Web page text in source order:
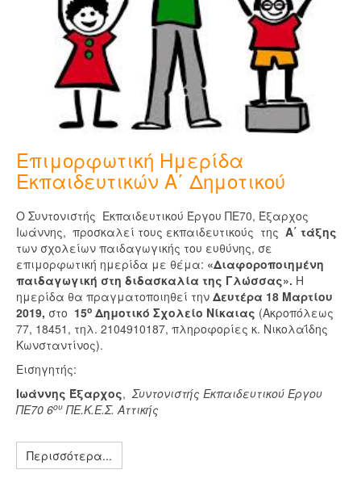
Επιμορφωτική Ημερίδα
Εκπαιδευτικών Α΄ Δημοτικού
Ο Συντονιστής Εκπαιδευτικού Έργου ΠΕ70, Έξαρχος
Ιωάννης, προσκαλεί τους εκπαιδευτικούς της Α΄ τάξης
των σχολείων παιδαγωγικής του ευθύνης, σε
επιμορφωτική ημερίδα με θέμα: «Διαφοροποιημένη
παιδαγωγική στη διδασκαλία της Γλώσσας». Η
ημερίδα θα πραγματοποιηθεί την Δευτέρα 18 Μαρτίου
2019, στο 15ο Δημοτικό Σχολείο Νίκαιας (Ακροπόλεως
77, 18451, τηλ. 2104910187, πληροφορίες κ. Νικολαΐδης
Κωνσταντίνος).
Εισηγητής:
Ιωάννης Έξαρχος,Συντονιστής Εκπαιδευτικού Έργου
ΠΕ70 6ου ΠΕ.Κ.Ε.Σ. Αττικής
Περισσότερα...